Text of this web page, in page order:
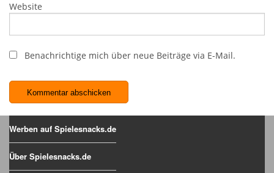
Website
Benachrichtige mich über neue Beiträge via E-Mail.
Werben auf Spielesnacks.de
Über Spielesnacks.de